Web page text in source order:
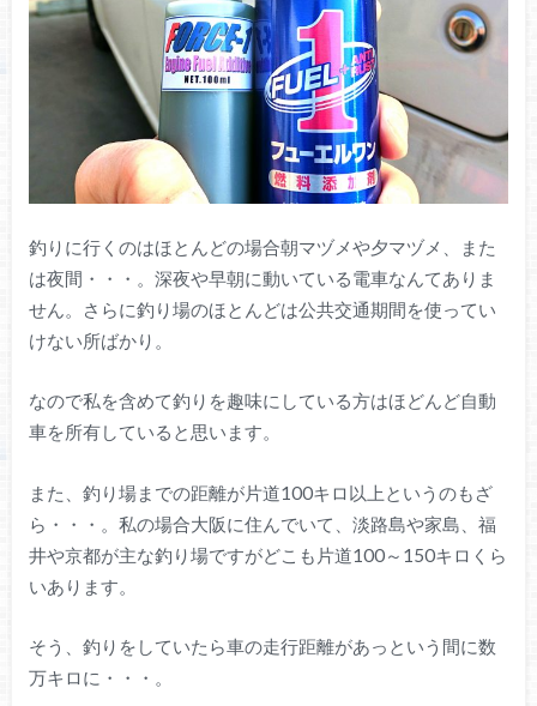
釣りに行くのはほとんどの場合朝マヅメや夕マヅメ、また
は夜間・・・。深夜や早朝に動いている電車なんてありま
せん。さらに釣り場のほとんどは公共交通期間を使ってい
けない所ばかり。
なので私を含めて釣りを趣味にしている方はほどんど自動
車を所有していると思います。
また、釣り場までの距離が片道100キロ以上というのもざ
ら・・・。私の場合大阪に住んでいて、淡路島や家島、福
井や京都が主な釣り場ですがどこも片道100～150キロくら
いあります。
そう、釣りをしていたら車の走行距離があっという間に数
万キロに・・・。